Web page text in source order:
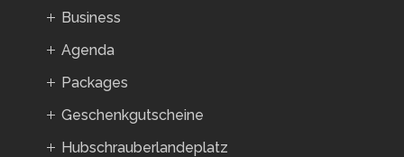
Business
Agenda
Packages
Geschenkgutscheine
Hubschrauberlandeplatz